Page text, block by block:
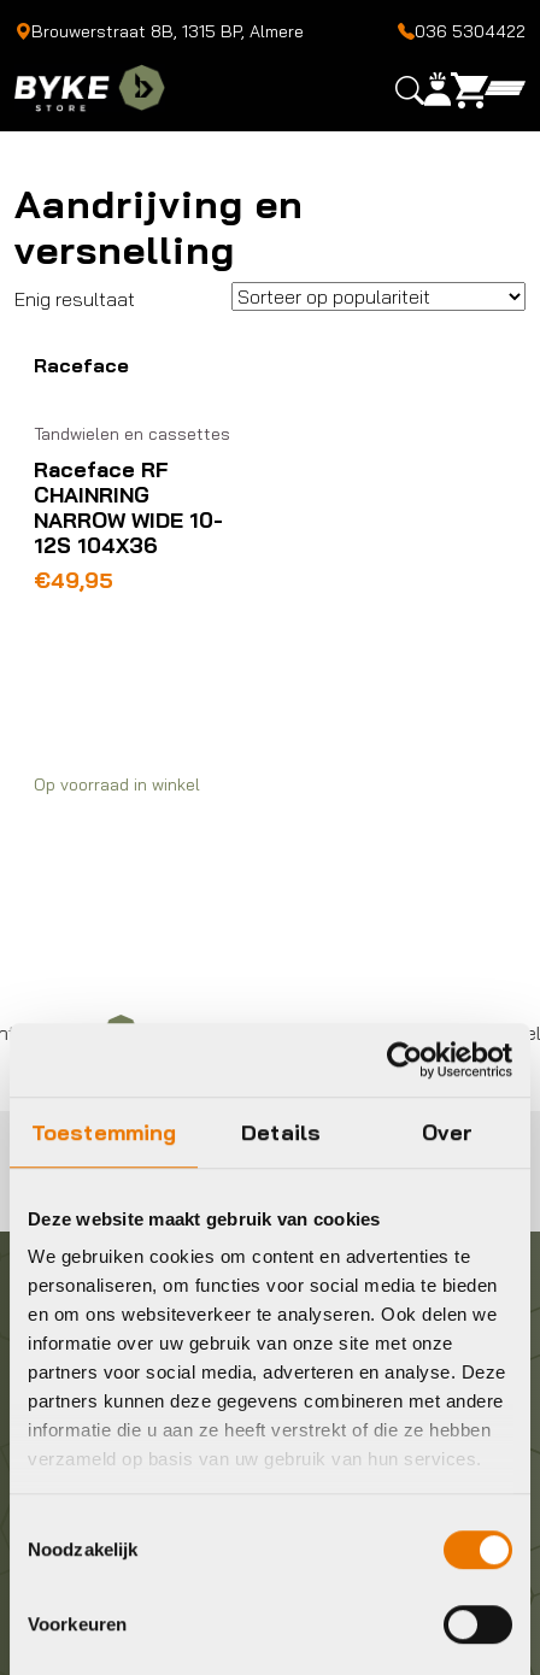
Toestemming Details Over
Deze website maakt gebruik van cookies
We gebruiken cookies om content en advertenties te
personaliseren, om functies voor social media te bieden
en om ons websiteverkeer te analyseren. Ook delen we
informatie over uw gebruik van onze site met onze
partners voor social media, adverteren en analyse. Deze
partners kunnen deze gegevens combineren met andere
informatie die u aan ze heeft verstrekt of die ze hebben
verzameld op basis van uw gebruik van hun services.
Noodzakelijk
Voorkeuren
Brouwerstraat 8B, 1315 BP, Almere 036 5304422
Aandrijving en
versnelling
Enig resultaat
Raceface
Tandwielen en cassettes
Raceface RF
CHAINRING
NARROW WIDE 10-
12S 104X36
€49,95
Op voorraad in winkel
Eigen werkplaats met gecertificeerd personeel
Graag in contact komen?
Wij staan voor je klaar! Neem contact op via de
onderstaande gegevens.
Stuur ons een e-mail
036 5304422